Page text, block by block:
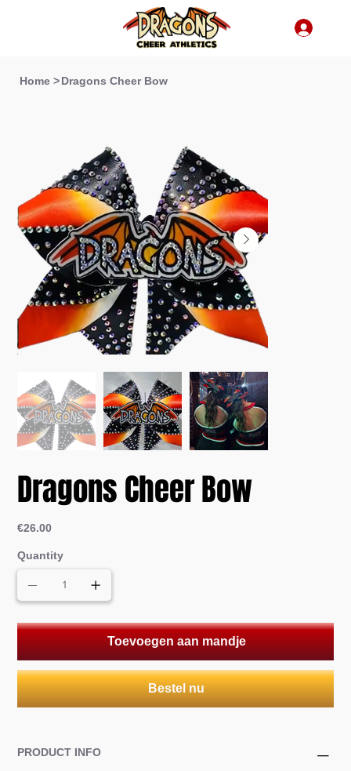
Home >Dragons Cheer Bow
Dragons Cheer Bow
Price
€26.00
Quantity
Toevoegen aan mandje
Bestel nu
PRODUCT INFO